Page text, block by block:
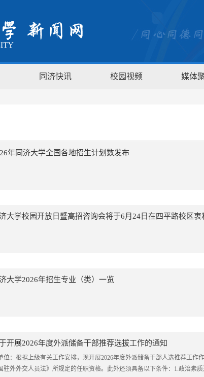
同济快讯 校园视频 媒体
年同济大学全国各地招生计划数发布
大学校园开放日暨高招咨询会将于6月24日在四平路校区衷
大学2026年招生专业（类）一览
开展2026年度外派储备干部推荐选拔工作的通知
位：根据上级有关工作安排，现开展2026年度外派储备干部人选推荐工作
驻外外交人员法》所规定的任职资格。此外还须具备以下条件：1.政治素质